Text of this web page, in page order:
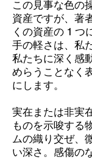
この見事な色の
資産ですが、著
くの資産の 1 つ
手の軽さは、私
私たちに深く感
めらうことなく
にします。
実在または非実
ものを示唆する
ムの織り交ぜ、
い深さ。感傷の